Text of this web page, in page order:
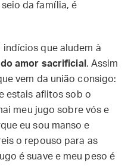
da família, é
indícios que aludem à
amor sacrificial . Assim
vem da união consigo:
estais aflitos sob o
meu jugo sobre vós e
eu sou manso e
o repouso para as
é suave e meu peso é